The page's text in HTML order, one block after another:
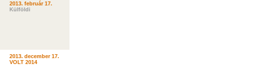
2013. február 17.
Külföldi
2013. december 17.
VOLT 2014